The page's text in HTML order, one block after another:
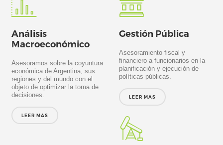
Análisis
Macroeconómico
Asesoramos sobre la coyuntura
económica de Argentina, sus
regiones y del mundo con el
objeto de optimizar la toma de
decisiones.
LEER MAS
Gestión Pública
Asesoramiento fiscal y
financiero a funcionarios en la
planificación y ejecución de
políticas públicas.
LEER MAS